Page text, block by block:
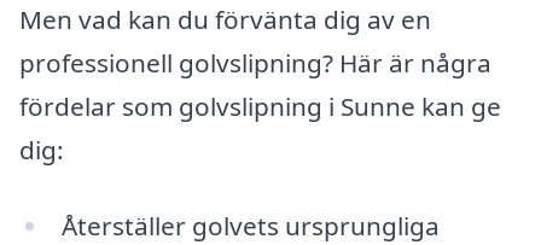
Men vad kan du förvänta dig av en
professionell golvslipning? Här är några
fördelar som golvslipning i Sunne kan ge
dig:
Återställer golvets ursprungliga